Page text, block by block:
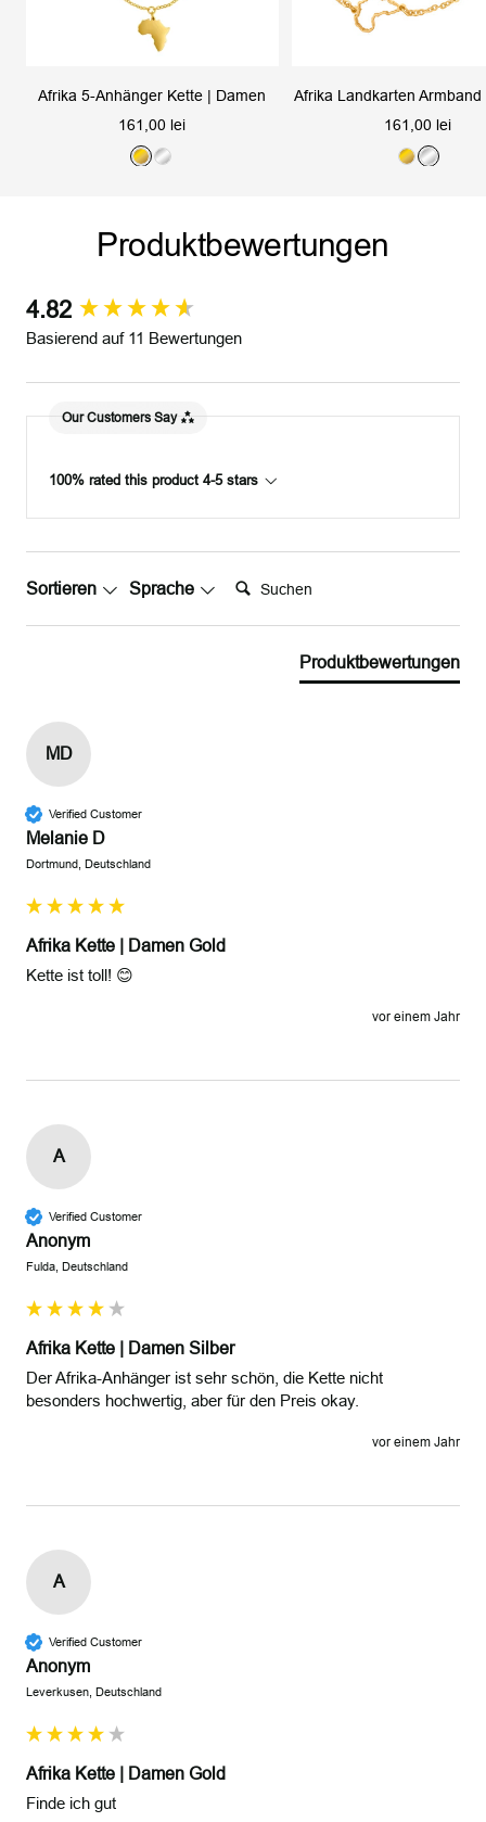
Afrika 5-Anhänger Kette | Damen
Angebotspreis
161,00 lei
G
d
S
b
Afrika Landkarten Armband
Angebotspreis
161,00 lei
G S
Produktbewertungen
4.82
Basierend auf 11 Bewertungen
Our Customers Say
100% rated this product 4-5 stars
Sortieren Sprache Suchen:
Produktbewertungen
MD
Verified Customer
Melanie D
Dortmund, Deutschland
Afrika Kette | Damen Gold
Kette ist toll! 😊
vor einem Jahr
A
Verified Customer
Anonym
Fulda, Deutschland
Afrika Kette | Damen Silber
Der Afrika-Anhänger ist sehr schön, die Kette nicht
besonders hochwertig, aber für den Preis okay.
vor einem Jahr
A
Verified Customer
Anonym
Leverkusen, Deutschland
Afrika Kette | Damen Gold
Finde ich gut
New content loaded